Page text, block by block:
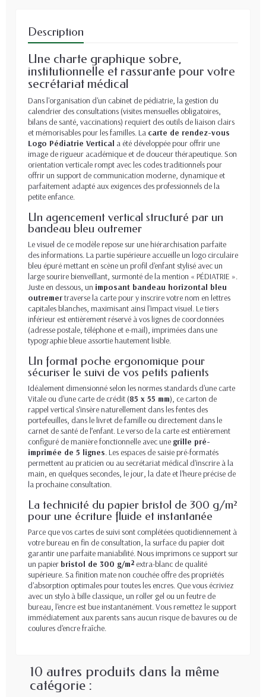
Description
Une charte graphique sobre,
institutionnelle et rassurante pour votre
secrétariat médical
Dans l'organisation d'un cabinet de pédiatrie, la gestion du
calendrier des consultations (visites mensuelles obligatoires,
bilans de santé, vaccinations) requiert des outils de liaison clairs
et mémorisables pour les familles. La carte de rendez-vous
Logo Pédiatrie Vertical a été développée pour offrir une
image de rigueur académique et de douceur thérapeutique. Son
orientation verticale rompt avec les codes traditionnels pour
offrir un support de communication moderne, dynamique et
parfaitement adapté aux exigences des professionnels de la
petite enfance.
Un agencement vertical structuré par un
bandeau bleu outremer
Le visuel de ce modèle repose sur une hiérarchisation parfaite
des informations. La partie supérieure accueille un logo circulaire
bleu épuré mettant en scène un profil d'enfant stylisé avec un
large sourire bienveillant, surmonté de la mention « PÉDIATRIE ».
Juste en dessous, un imposant bandeau horizontal bleu
outremertraverse la carte pour y inscrire votre nom en lettres
capitales blanches, maximisant ainsi l'impact visuel. Le tiers
inférieur est entièrement réservé à vos lignes de coordonnées
(adresse postale, téléphone et e-mail), imprimées dans une
typographie bleue assortie hautement lisible.
Un format poche ergonomique pour
sécuriser le suivi de vos petits patients
Idéalement dimensionné selon les normes standards d'une carte
Vitale ou d'une carte de crédit (85 x 55 mm), ce carton de
rappel vertical s’insère naturellement dans les fentes des
portefeuilles, dans le livret de famille ou directement dans le
carnet de santé de l’enfant. Le verso de la carte est entièrement
configuré de manière fonctionnelle avec une grille pré-
imprimée de 5 lignes. Les espaces de saisie pré-formatés
permettent au praticien ou au secrétariat médical d'inscrire à la
main, en quelques secondes, le jour, la date et l'heure précise de
la prochaine consultation.
La technicité du papier bristol de 300 g/m²
pour une écriture fluide et instantanée
Parce que vos cartes de suivi sont complétées quotidiennement à
votre bureau en fin de consultation, la surface du papier doit
garantir une parfaite maniabilité. Nous imprimons ce support sur
un papier bristol de 300 g/m² extra-blanc de qualité
supérieure. Sa finition mate non couchée offre des propriétés
d'absorption optimales pour toutes les encres. Que vous écriviez
avec un stylo à bille classique, un roller gel ou un feutre de
bureau, l'encre est bue instantanément. Vous remettez le support
immédiatement aux parents sans aucun risque de bavures ou de
coulures d'encre fraîche.
10 autres produits dans la même
catégorie :